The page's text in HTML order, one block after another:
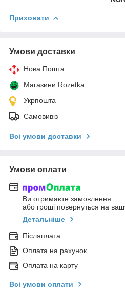
Приховати
Умови доставки
Нова Пошта
Магазини Rozetka
Укрпошта
Самовивіз
Всі умови доставки
Умови оплати
Ви отримаєте замовлення
або гроші повернуться на
Детальніше
Післяплата
Оплата на рахунок
Оплата на карту
Всі умови оплати